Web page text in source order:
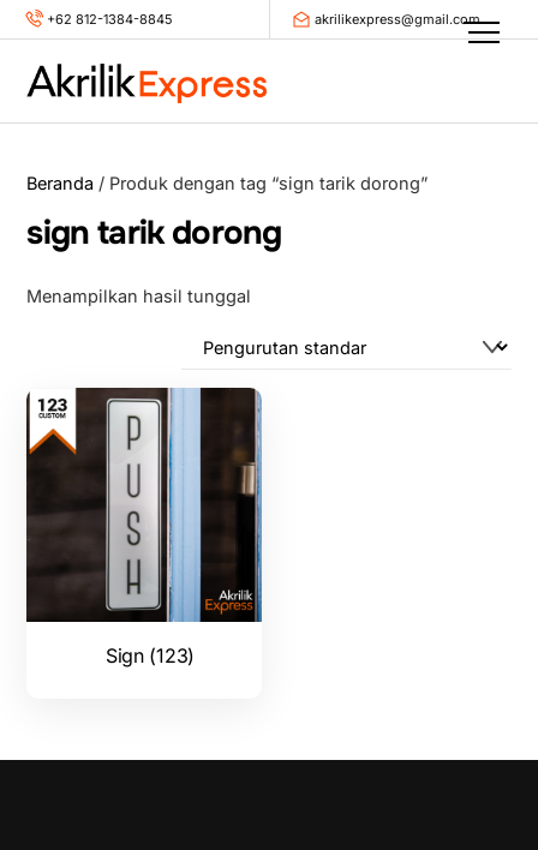
Skip
+62 812-1384-8845 akrilikexpress@gmail.com
Beranda / Produk dengan tag “sign tarik dorong”
sign tarik dorong
Menampilkan hasil tunggal
Sign (123)